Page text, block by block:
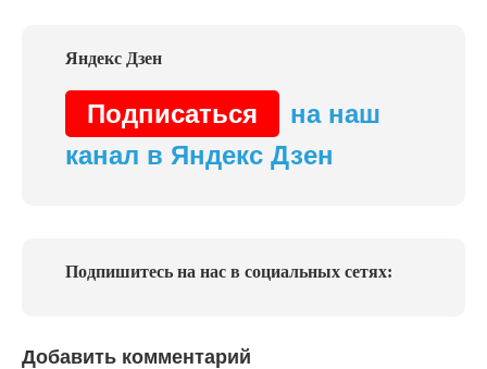
Подписаться
на наш
канал в Яндекс Дзен
Подпишитесь на нас в социальных сетях:
Добавить комментарий